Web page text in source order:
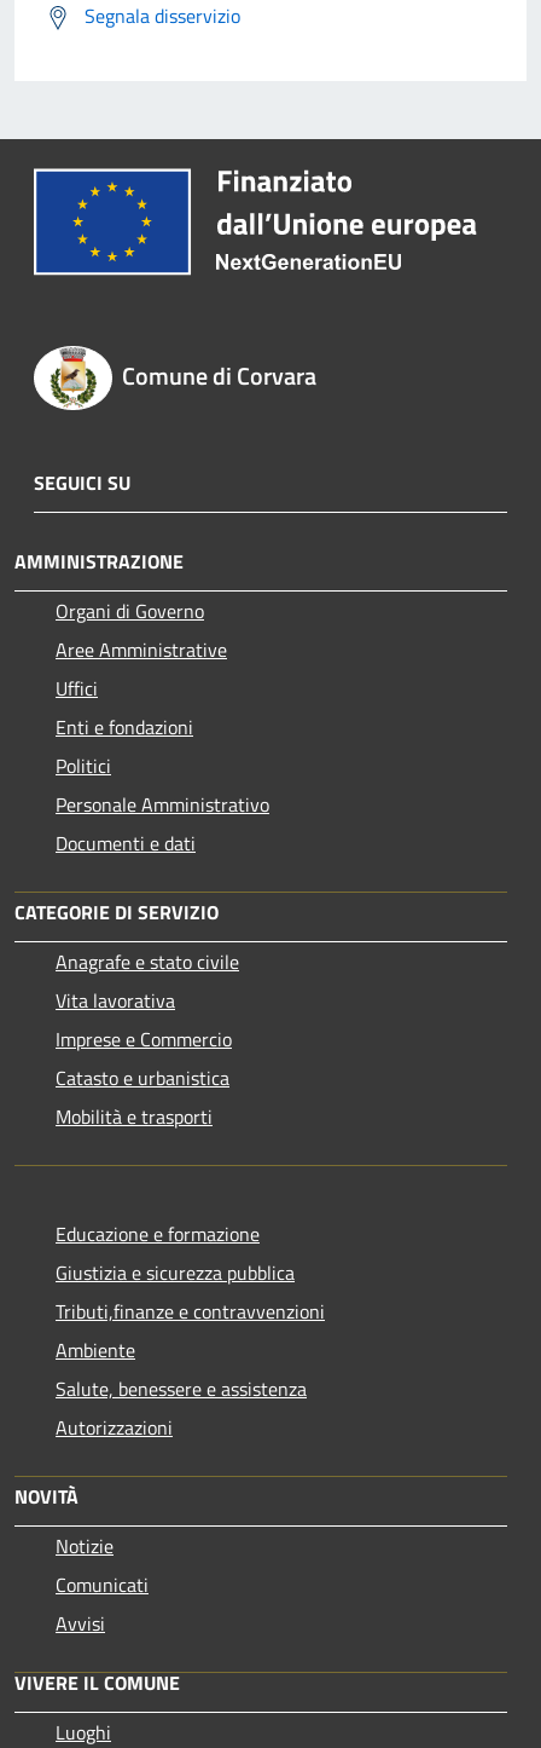
Segnala disservizio
Comune di Corvara
SEGUICI SU
AMMINISTRAZIONE
Organi di Governo
Aree Amministrative
Uffici
Enti e fondazioni
Politici
Personale Amministrativo
Documenti e dati
CATEGORIE DI SERVIZIO
Anagrafe e stato civile
Vita lavorativa
Imprese e Commercio
Catasto e urbanistica
Mobilità e trasporti
Educazione e formazione
Giustizia e sicurezza pubblica
Tributi,finanze e contravvenzioni
Ambiente
Salute, benessere e assistenza
Autorizzazioni
NOVITÀ
Notizie
Comunicati
Avvisi
VIVERE IL COMUNE
Luoghi